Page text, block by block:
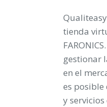
tienda
gestionar
en el
es
y